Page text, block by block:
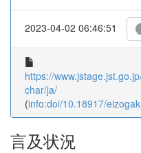
2023-04-02 06:46:51
https://
char/ja/
(info:doi/10.18917/
言及状況